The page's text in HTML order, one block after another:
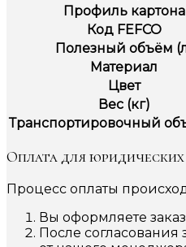
Профиль картона
Код FEFCO
Полезный объём
Материал
Цвет
Вес (кг)
Транспортировочный
Оплата для
Процесс оплаты
Вы оформляете
После согласования